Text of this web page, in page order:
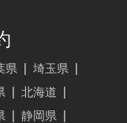
県 埼玉県
北海道
静岡県